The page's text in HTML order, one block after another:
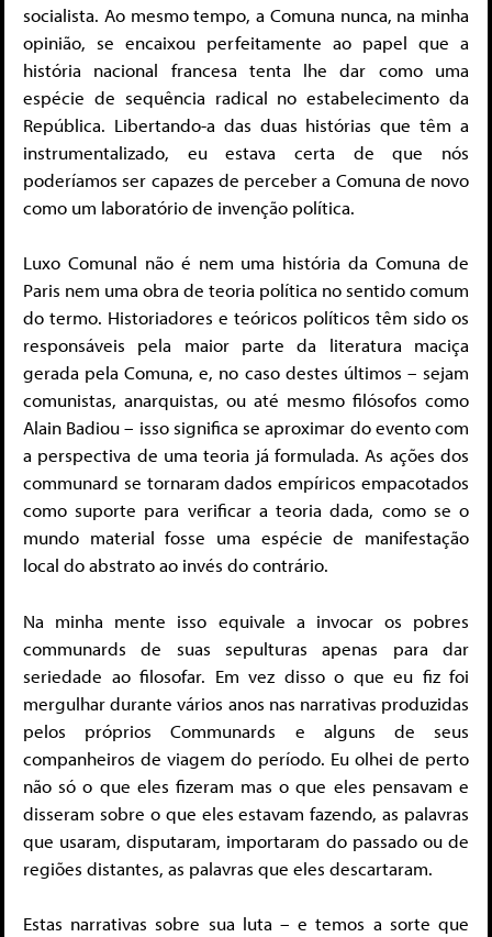
socialista. Ao mesmo tempo, a Comuna nunca, na minha
opinião, se encaixou perfeitamente ao papel que a
história nacional francesa tenta lhe dar como uma
espécie de sequência radical no estabelecimento da
República. Libertando-a das duas histórias que têm a
instrumentalizado, eu estava certa de que nós
poderíamos ser capazes de perceber a Comuna de novo
como um laboratório de invenção política.
Luxo Comunal não é nem uma história da Comuna de
Paris nem uma obra de teoria política no sentido comum
do termo. Historiadores e teóricos políticos têm sido os
responsáveis pela maior parte da literatura maciça
gerada pela Comuna, e, no caso destes últimos – sejam
comunistas, anarquistas, ou até mesmo filósofos como
Alain Badiou – isso significa se aproximar do evento com
a perspectiva de uma teoria já formulada. As ações dos
communard se tornaram dados empíricos empacotados
como suporte para verificar a teoria dada, como se o
mundo material fosse uma espécie de manifestação
local do abstrato ao invés do contrário.
Na minha mente isso equivale a invocar os pobres
communards de suas sepulturas apenas para dar
seriedade ao filosofar. Em vez disso o que eu fiz foi
mergulhar durante vários anos nas narrativas produzidas
pelos próprios Communards e alguns de seus
companheiros de viagem do período. Eu olhei de perto
não só o que eles fizeram mas o que eles pensavam e
disseram sobre o que eles estavam fazendo, as palavras
que usaram, disputaram, importaram do passado ou de
regiões distantes, as palavras que eles descartaram.
Estas narrativas sobre sua luta – e temos a sorte que